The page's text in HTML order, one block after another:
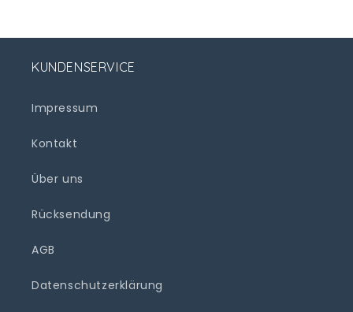
KUNDENSERVICE
Impressum
Kontakt
Über uns
Rücksendung
AGB
Datenschutzerklärung